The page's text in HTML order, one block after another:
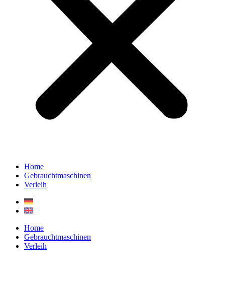
Home
Gebrauchtmaschinen
Verleih
Home
Gebrauchtmaschinen
Verleih